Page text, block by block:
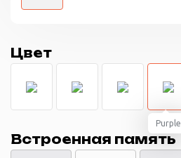
Цвет
Purple
Встроенная память